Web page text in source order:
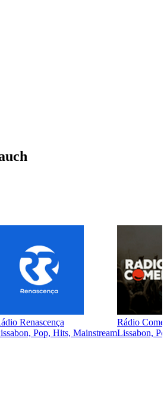
Renascença
Pop, Hits, Mainstream
Rádio
Lissabon,